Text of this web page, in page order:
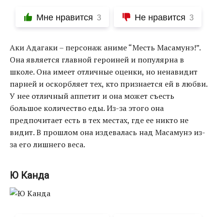
Мне нравится 3 Не нравится 3
Аки Адагаки – персонаж аниме “Месть Масамунэ!”.
Она является главной героиней и популярна в
школе. Она имеет отличные оценки, но ненавидит
парней и оскорбляет тех, кто признается ей в любви.
У нее отличный аппетит и она может съесть
большое количество еды. Из-за этого она
предпочитает есть в тех местах, где ее никто не
видит. В прошлом она издевалась над Масамунэ из-
за его лишнего веса.
Ю Канда